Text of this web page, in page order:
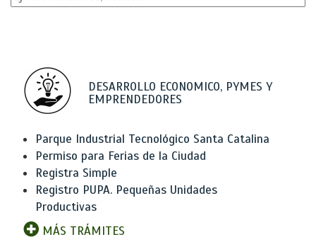
DESARROLLO ECONOMICO, PYMES Y
EMPRENDEDORES
Parque Industrial Tecnológico Santa Catalina
Permiso para Ferias de la Ciudad
Registra Simple
Registro PUPA. Pequeñas Unidades
Productivas
MÁS TRÁMITES